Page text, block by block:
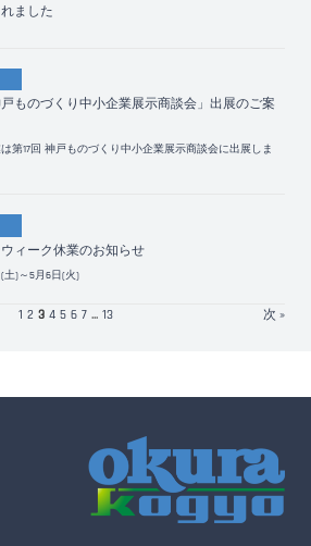
ました
戸ものづくり中小企業展示商談会」出展のご案
第17回 神戸ものづくり中小企業展示商談会に出展しま
ィーク休業のお知らせ
土)～5月6日(火)
1 2 3 4 5 6 7 ... 13 次 »